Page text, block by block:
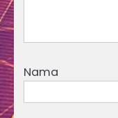
Nama